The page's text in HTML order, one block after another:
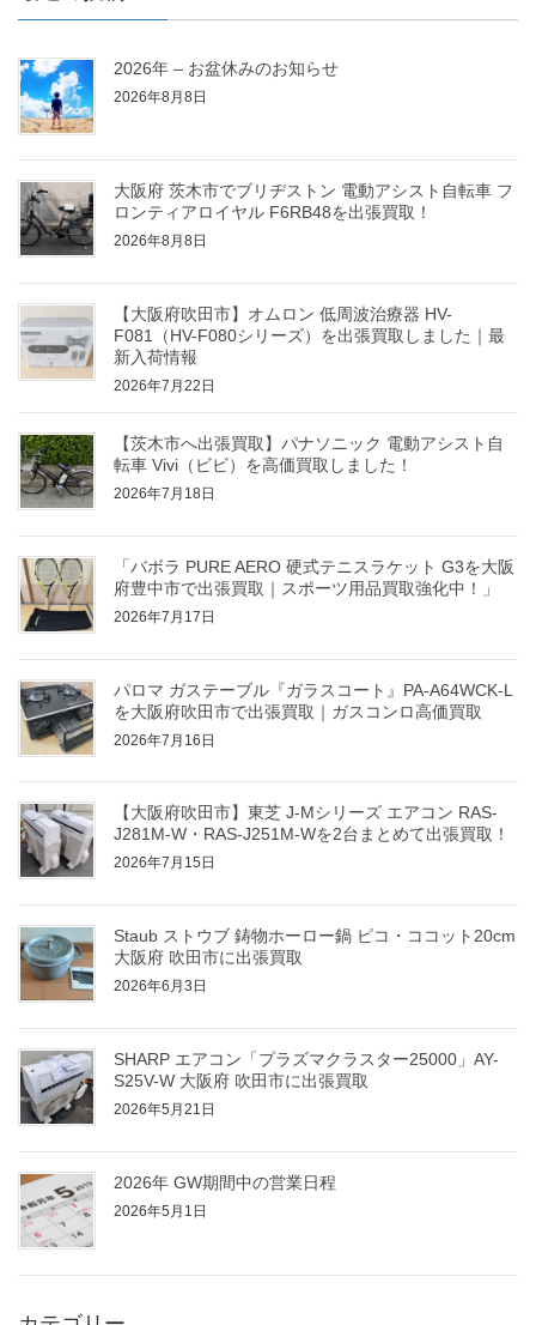
2026年 – お盆休みのお知らせ
2026年8月8日
大阪府 茨木市でブリヂストン 電動アシスト自転車 フ
ロンティアロイヤル F6RB48を出張買取！
2026年8月8日
【大阪府吹田市】オムロン 低周波治療器 HV-
F081（HV-F080シリーズ）を出張買取しました｜最
新入荷情報
2026年7月22日
【茨木市へ出張買取】パナソニック 電動アシスト自
転車 Vivi（ビビ）を高価買取しました！
2026年7月18日
「バボラ PURE AERO 硬式テニスラケット G3を大阪
府豊中市で出張買取｜スポーツ用品買取強化中！」
2026年7月17日
パロマ ガステーブル『ガラスコート』PA-A64WCK-L
を大阪府吹田市で出張買取｜ガスコンロ高価買取
2026年7月16日
【大阪府吹田市】東芝 J-Mシリーズ エアコン RAS-
J281M-W・RAS-J251M-Wを2台まとめて出張買取！
2026年7月15日
Staub ストウブ 鋳物ホーロー鍋 ピコ・ココット20cm
大阪府 吹田市に出張買取
2026年6月3日
SHARP エアコン「プラズマクラスター25000」AY-
S25V-W 大阪府 吹田市に出張買取
2026年5月21日
2026年 GW期間中の営業日程
2026年5月1日